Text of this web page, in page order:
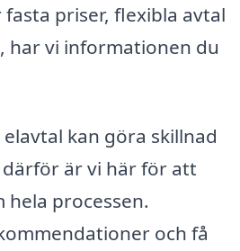
priser, flexibla avtal
har vi informationen du
kan göra skillnad
är vi här för att
hela processen.
och få